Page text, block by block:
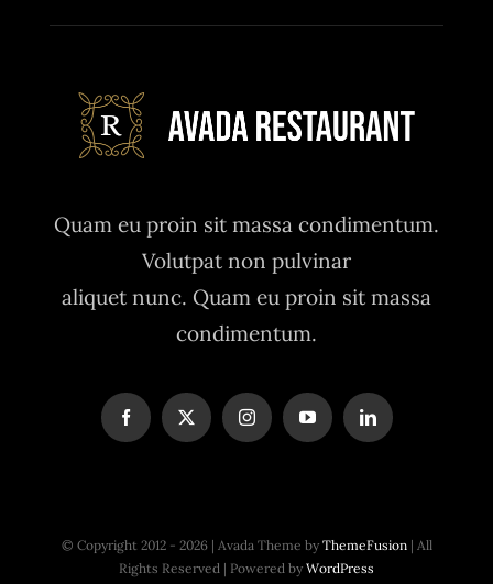
Quam eu proin sit massa condimentum.
Volutpat non pulvinar
aliquet nunc. Quam eu proin sit massa
condimentum.
© Copyright 2012 - 2026 | Avada Theme by ThemeFusion| All
Rights Reserved | Powered by WordPress